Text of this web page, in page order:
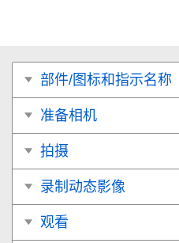
部件/图标和指示名称
准备相机
拍摄
录制动态影像
观看